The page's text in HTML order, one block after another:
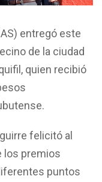
entregó este
de la ciudad
quien recibió
felicitó al
los premios
puntos